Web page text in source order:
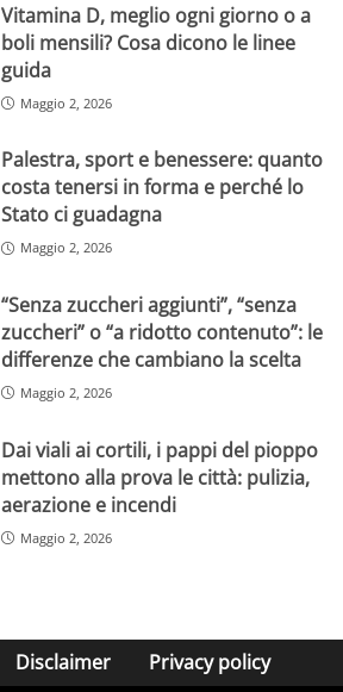
Vitamina D, meglio ogni giorno o a
boli mensili? Cosa dicono le linee
guida
Maggio 2, 2026
Palestra, sport e benessere: quanto
costa tenersi in forma e perché lo
Stato ci guadagna
Maggio 2, 2026
“Senza zuccheri aggiunti”, “senza
zuccheri” o “a ridotto contenuto”: le
differenze che cambiano la scelta
Maggio 2, 2026
Dai viali ai cortili, i pappi del pioppo
mettono alla prova le città: pulizia,
aerazione e incendi
Maggio 2, 2026
Disclaimer Privacy policy